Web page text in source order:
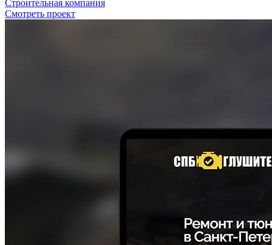
Строительная компания
Смотреть проект